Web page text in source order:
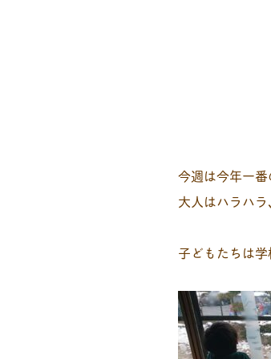
今週は今年一
大人はハラハ
子どもたちは